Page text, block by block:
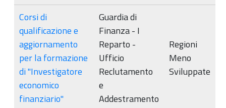
Corsi di
qualificazione e
aggiornamento
per la formazione
di "Investigatore
economico
finanziario"
Guardia di
Finanza - I
Reparto -
Ufficio
Reclutamento
e
Addestramento
Regioni
Meno
Sviluppate